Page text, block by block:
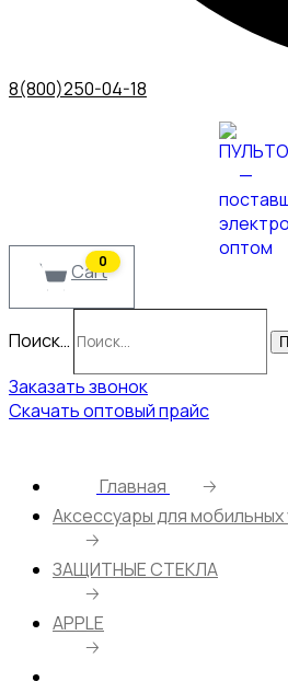
8(800)250-04-18
0
Cart
Поиск…
Заказать звонок
Скачать оптовый прайс
Главная
🡢
Аксессуары для мобильных
🡢
ЗАЩИТНЫЕ СТЕКЛА
🡢
APPLE
🡢